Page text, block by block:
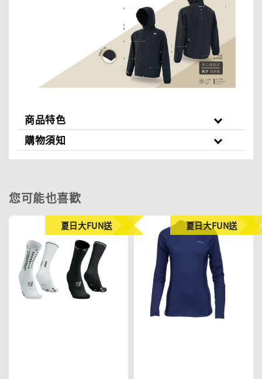
商品特色
購物須知
您可能也喜歡
夏日大FUN送 夏日大FUN送